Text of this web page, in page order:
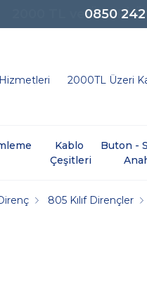
0850
2000TL Üzeri
Kablo
Çeşitleri
Buton -
805 Kılıf Dirençler